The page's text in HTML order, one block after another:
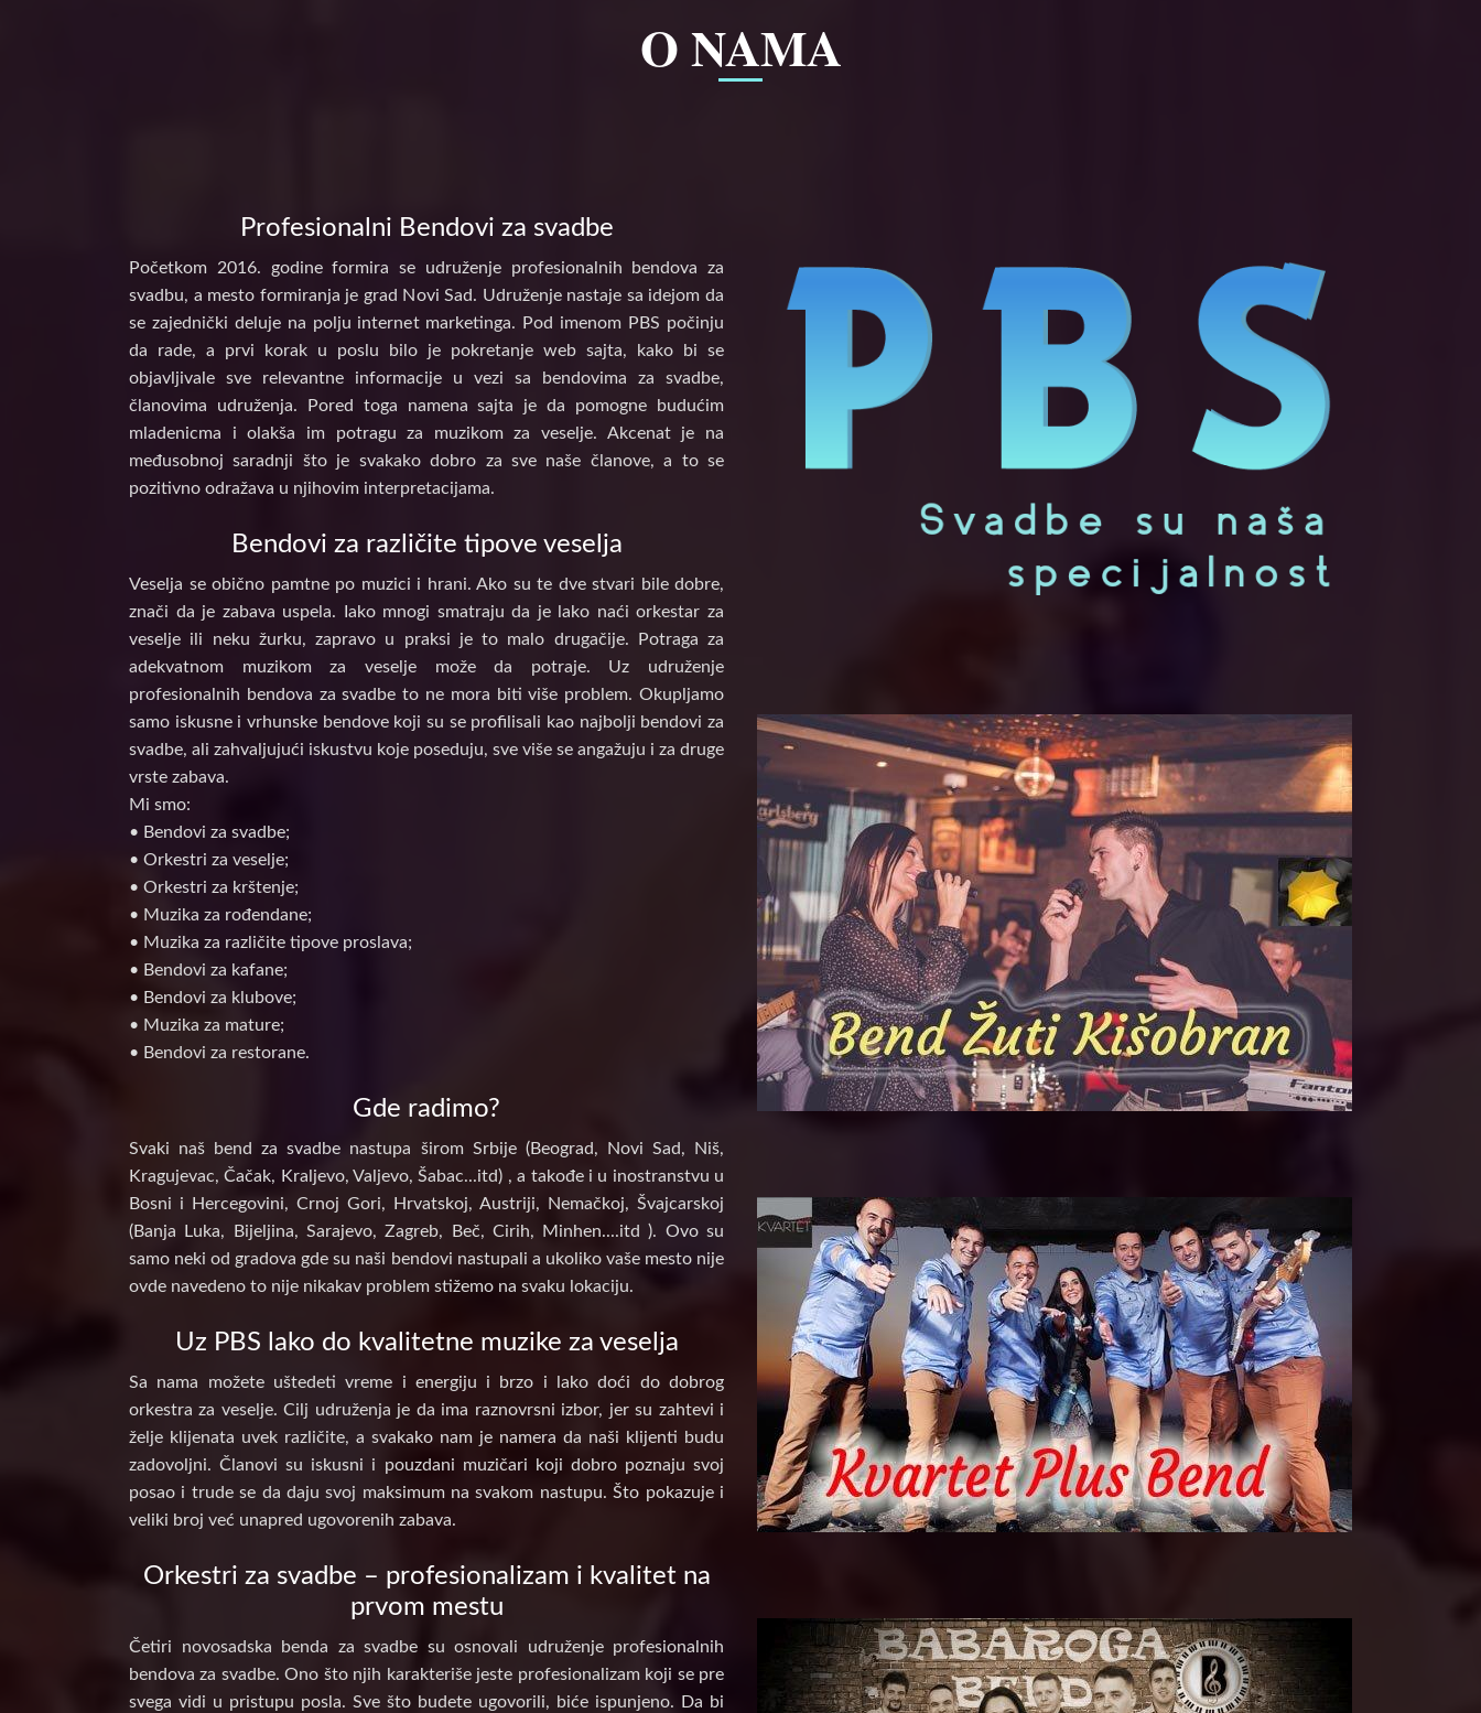
O NAMA
Profesionalni Bendovi za svadbe
Početkom 2016. godine formira se udruženje profesionalnih bendova za
svadbu, a mesto formiranja je grad Novi Sad. Udruženje nastaje sa idejom da
se zajednički deluje na polju internet marketinga. Pod imenom PBS počinju
da rade, a prvi korak u poslu bilo je pokretanje web sajta, kako bi se
objavljivale sve relevantne informacije u vezi sa bendovima za svadbe,
članovima udruženja. Pored toga namena sajta je da pomogne budućim
mladenicma i olakša im potragu za muzikom za veselje. Akcenat je na
međusobnoj saradnji što je svakako dobro za sve naše članove, a to se
pozitivno odražava u njihovim interpretacijama.
Bendovi za različite tipove veselja
Veselja se obično pamtne po muzici i hrani. Ako su te dve stvari bile dobre,
znači da je zabava uspela. Iako mnogi smatraju da je lako naći orkestar za
veselje ili neku žurku, zapravo u praksi je to malo drugačije. Potraga za
adekvatnom muzikom za veselje može da potraje. Uz udruženje
profesionalnih bendova za svadbe to ne mora biti više problem. Okupljamo
samo iskusne i vrhunske bendove koji su se profilisali kao najbolji bendovi za
svadbe, ali zahvaljujući iskustvu koje poseduju, sve više se angažuju i za druge
vrste zabava.
Mi smo:
• Bendovi za svadbe;
• Orkestri za veselje;
• Orkestri za krštenje;
• Muzika za rođendane;
• Muzika za različite tipove proslava;
• Bendovi za kafane;
• Bendovi za klubove;
• Muzika za mature;
• Bendovi za restorane.
Gde radimo?
Svaki naš bend za svadbe nastupa širom Srbije (Beograd, Novi Sad, Niš,
Kragujevac, Čačak, Kraljevo, Valjevo, Šabac...itd) , a takođe i u inostranstvu u
Bosni i Hercegovini, Crnoj Gori, Hrvatskoj, Austriji, Nemačkoj, Švajcarskoj
(Banja Luka, Bijeljina, Sarajevo, Zagreb, Beč, Cirih, Minhen....itd ). Ovo su
samo neki od gradova gde su naši bendovi nastupali a ukoliko vaše mesto nije
ovde navedeno to nije nikakav problem stižemo na svaku lokaciju.
Uz PBS lako do kvalitetne muzike za veselja
Sa nama možete uštedeti vreme i energiju i brzo i lako doći do dobrog
orkestra za veselje. Cilj udruženja je da ima raznovrsni izbor, jer su zahtevi i
želje klijenata uvek različite, a svakako nam je namera da naši klijenti budu
zadovoljni. Članovi su iskusni i pouzdani muzičari koji dobro poznaju svoj
posao i trude se da daju svoj maksimum na svakom nastupu. Što pokazuje i
veliki broj već unapred ugovorenih zabava.
Orkestri za svadbe – profesionalizam i kvalitet na
prvom mestu
Četiri novosadska benda za svadbe su osnovali udruženje profesionalnih
bendova za svadbe. Ono što njih karakteriše jeste profesionalizam koji se pre
svega vidi u pristupu posla. Sve što budete ugovorili, biće ispunjeno. Da bi